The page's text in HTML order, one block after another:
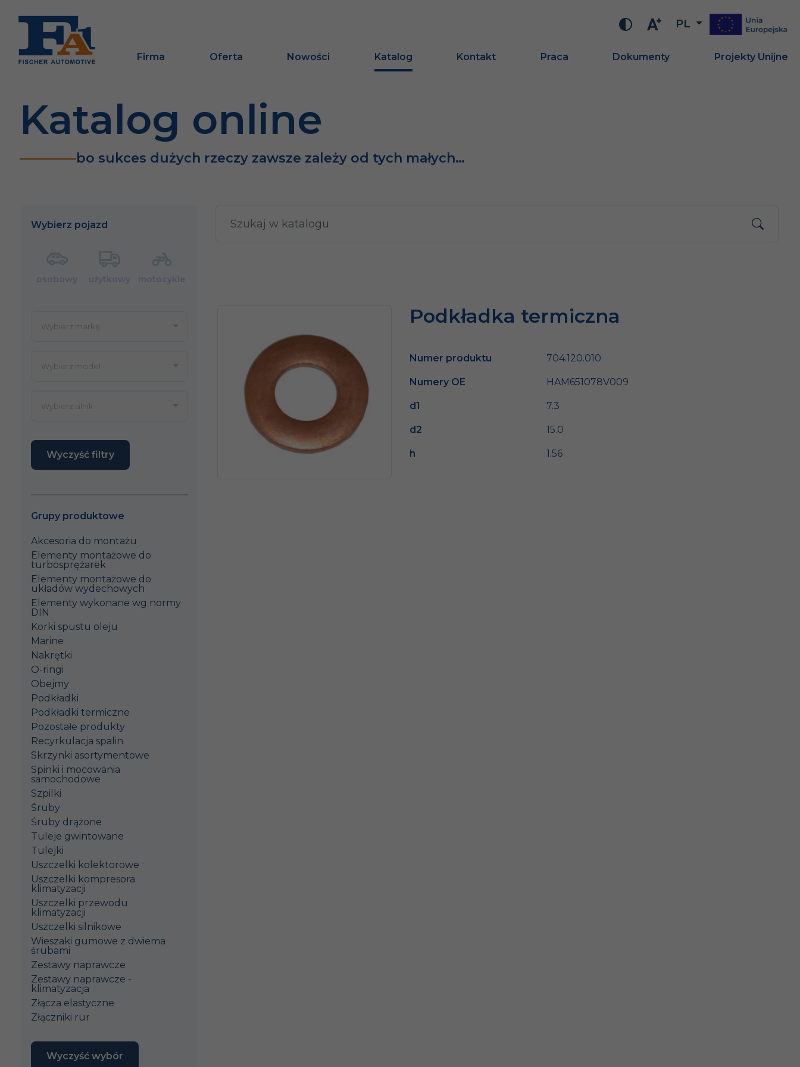
PL
Firma Oferta Nowości Katalog Kontakt Praca Dokumenty Projekty Unijne
Katalog online
bo sukces dużych rzeczy zawsze zależy od tych małych…
Wybierz pojazd
Wyczyść filtry
Grupy produktowe
Akcesoria do montażu
Elementy montażowe do
turbosprężarek
Elementy montażowe do
układów wydechowych
Elementy wykonane wg normy
DIN
Korki spustu oleju
Marine
Nakrętki
O-ringi
Obejmy
Podkładki
Podkładki termiczne
Pozostałe produkty
Recyrkulacja spalin
Skrzynki asortymentowe
Spinki i mocowania
samochodowe
Szpilki
Śruby
Śruby drążone
Tuleje gwintowane
Tulejki
Uszczelki kolektorowe
Uszczelki kompresora
klimatyzacji
Uszczelki przewodu
klimatyzacji
Uszczelki silnikowe
Wieszaki gumowe z dwiema
śrubami
Zestawy naprawcze
Zestawy naprawcze -
klimatyzacja
Złącza elastyczne
Złączniki rur
Wyczyść wybór
Podkładka termiczna
Numer produktu 704.120.010
Numery OE HAM651078V009
d1 7.3
d2 15.0
h 1.56